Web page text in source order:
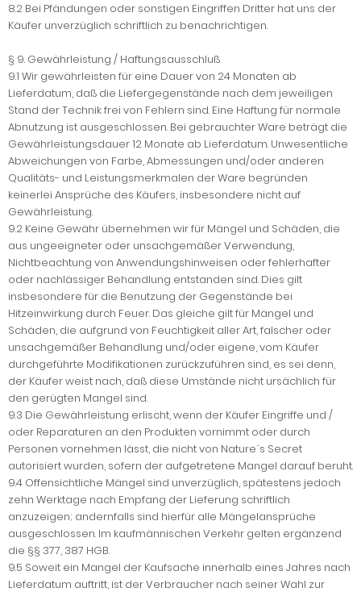
8.2 Bei Pfändungen oder sonstigen Eingriffen Dritter hat uns der
Käufer unverzüglich schriftlich zu benachrichtigen.
§ 9. Gewährleistung / Haftungsausschluß
9.1 Wir gewährleisten für eine Dauer von 24 Monaten ab
Lieferdatum, daß die Liefergegenstände nach dem jeweiligen
Stand der Technik frei von Fehlern sind. Eine Haftung für normale
Abnutzung ist ausgeschlossen. Bei gebrauchter Ware beträgt die
Gewährleistungsdauer 12 Monate ab Lieferdatum. Unwesentliche
Abweichungen von Farbe, Abmessungen und/oder anderen
Qualitäts- und Leistungsmerkmalen der Ware begründen
keinerlei Ansprüche des Käufers, insbesondere nicht auf
Gewährleistung.
9.2 Keine Gewähr übernehmen wir für Mängel und Schäden, die
aus ungeeigneter oder unsachgemäßer Verwendung,
Nichtbeachtung von Anwendungshinweisen oder fehlerhafter
oder nachlässiger Behandlung entstanden sind. Dies gilt
insbesondere für die Benutzung der Gegenstände bei
Hitzeinwirkung durch Feuer. Das gleiche gilt für Mängel und
Schäden, die aufgrund von Feuchtigkeit aller Art, falscher oder
unsachgemäßer Behandlung und/oder eigene, vom Käufer
durchgeführte Modifikationen zurückzuführen sind, es sei denn,
der Käufer weist nach, daß diese Umstände nicht ursächlich für
den gerügten Mangel sind.
9.3 Die Gewährleistung erlischt, wenn der Käufer Eingriffe und /
oder Reparaturen an den Produkten vornimmt oder durch
Personen vornehmen lässt, die nicht von Nature´s Secret
autorisiert wurden, sofern der aufgetretene Mangel darauf beruht.
9.4 Offensichtliche Mängel sind unverzüglich, spätestens jedoch
zehn Werktage nach Empfang der Lieferung schriftlich
anzuzeigen; andernfalls sind hierfür alle Mängelansprüche
ausgeschlossen. Im kaufmännischen Verkehr gelten ergänzend
die §§ 377, 387 HGB.
9.5 Soweit ein Mangel der Kaufsache innerhalb eines Jahres nach
Lieferdatum auftritt, ist der Verbraucher nach seiner Wahl zur